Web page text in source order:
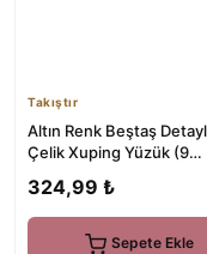
Takıştır
Altın Renk Beştaş
Çelik Xuping Yüzük (9
324,99 ₺
Sepete Ekle